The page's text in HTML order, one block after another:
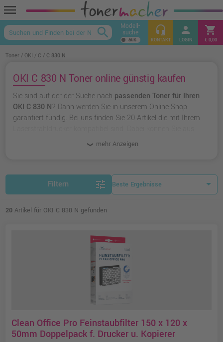
menu
keyboard_arrow_up
search Modell-
suche headset_mic
KONTAKT
person
LOGIN
shopping_cart
€ 0,00
Toner OKI C C 830 N
OKI C 830 N Toner online günstig kaufen
Sie sind auf der der Suche nach passenden Toner für Ihren
OKI C 830 N? Dann werden Sie in unserem Online-Shop
garantiert fündig. Bei uns finden Sie 20 Artikel die mit Ihrem
wählen oder zu
mehr Anzeigen
Filtern tune
20 Artikel für OKI C 830 N gefunden
Clean Office Pro Feinstaubfilter 150 x 120 x
50mm Doppelpack f. Drucker u. Kopierer